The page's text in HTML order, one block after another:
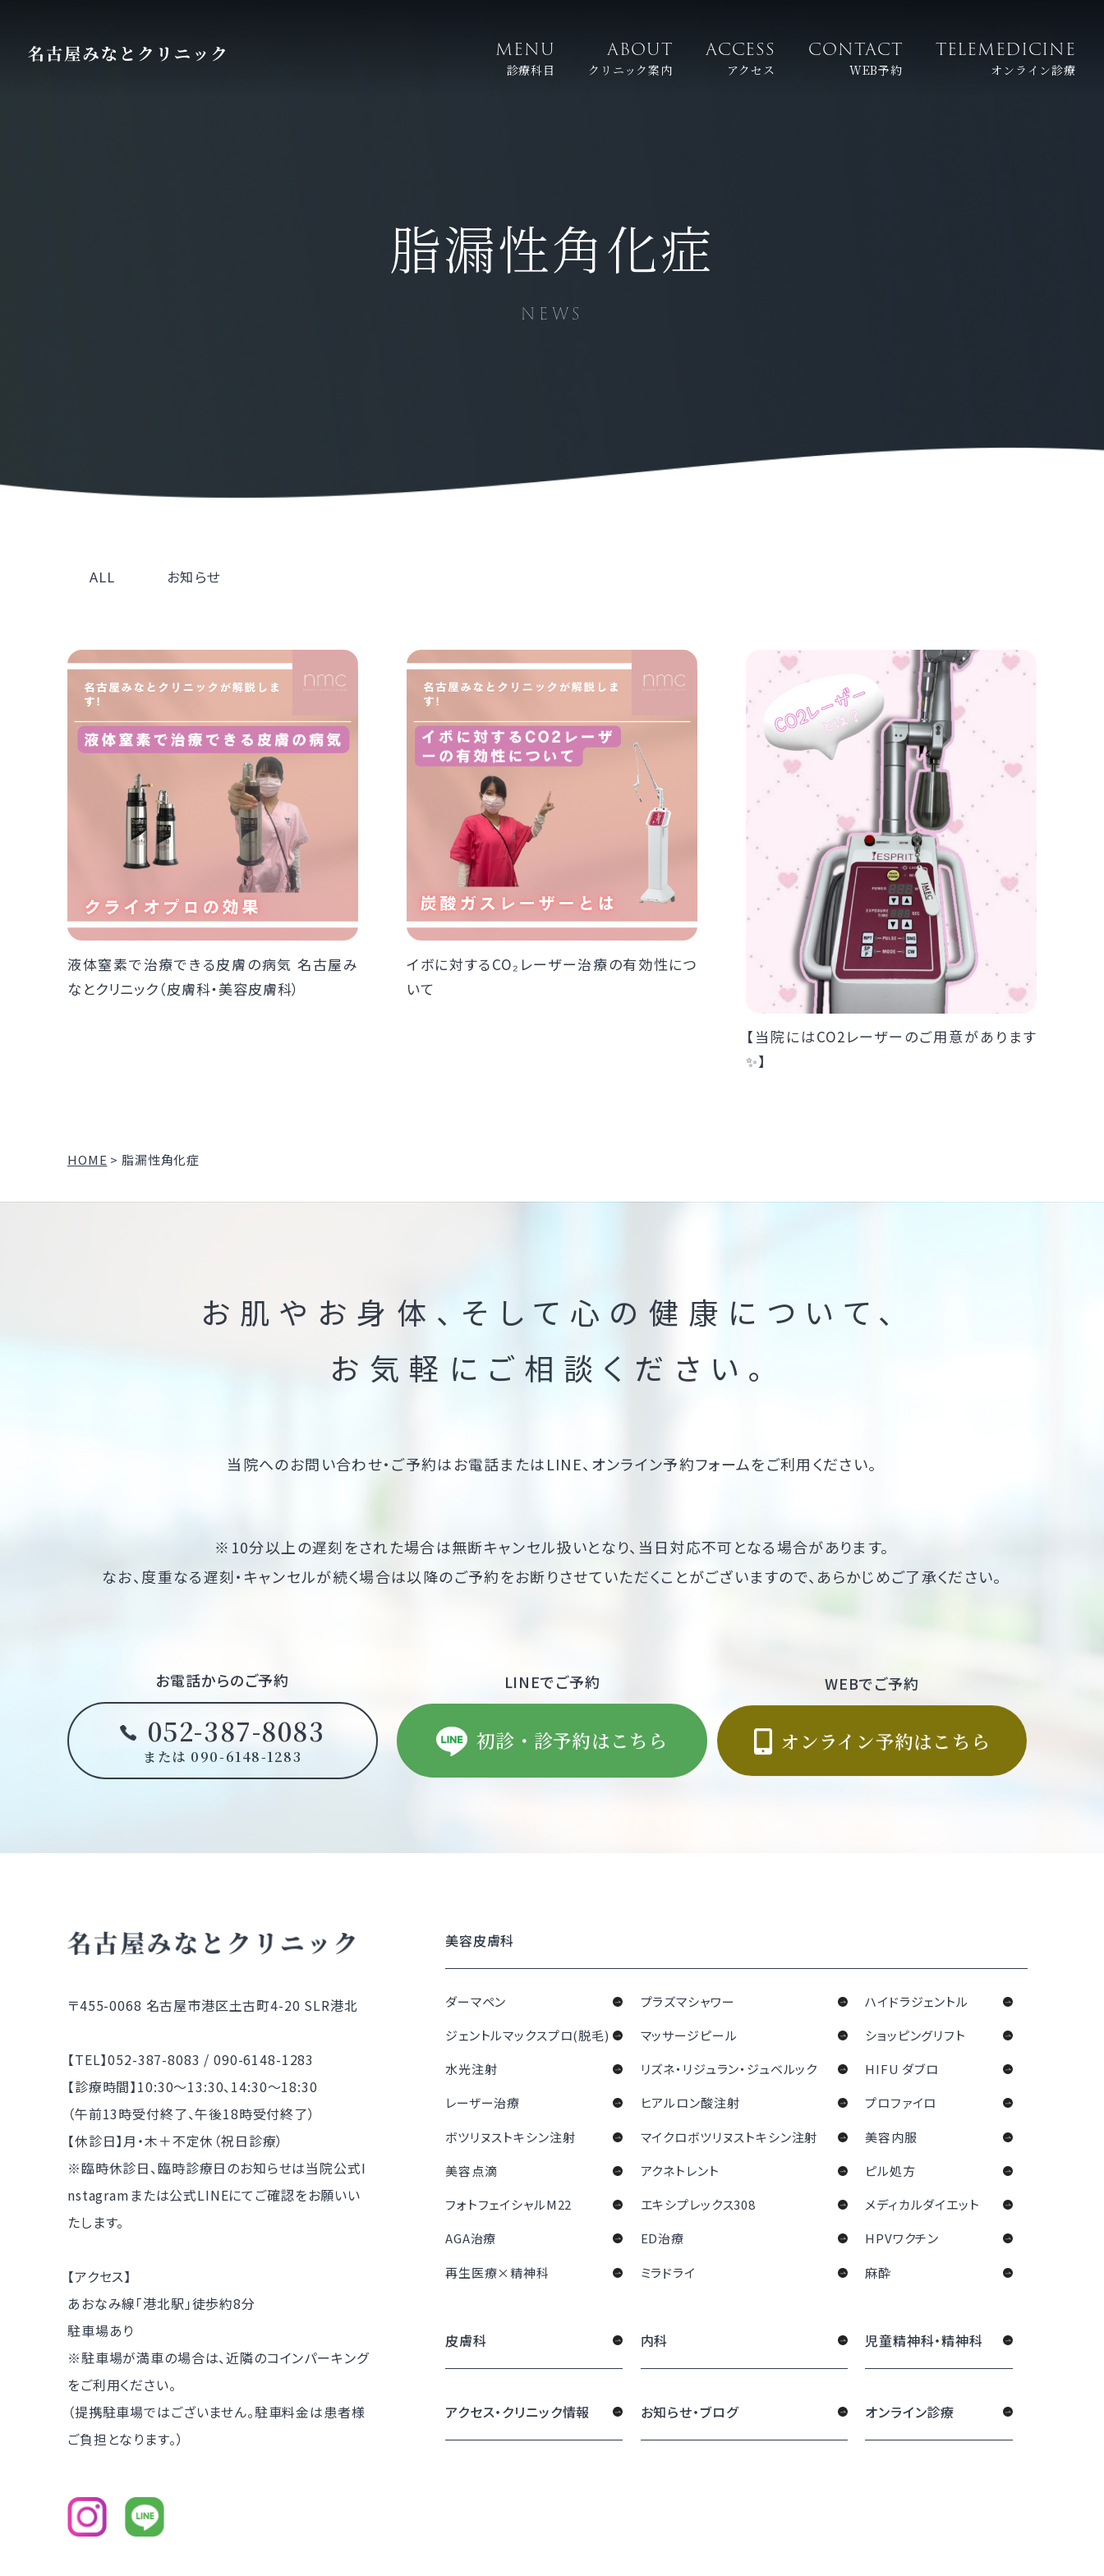
MENU
診療科目
ABOUT
クリニック案内
ACCESS
アクセス
CONTACT
WEB予約
TELEMEDICINE
オンライン診療
脂漏性角化症
NEWS
ALL お知らせ
液体窒素で治療できる皮膚の病気 名古屋み
なとクリニック（皮膚科・美容皮膚科）
イボに対するCO₂レーザー治療の有効性につ
いて
【当院にはCO2レーザーのご用意があります
✨】
HOME > 脂漏性角化症
お肌やお身体、そして心の健康について、
お気軽にご相談ください。
当院へのお問い合わせ・ご予約はお電話またはLINE、オンライン予約フォームをご利用ください。
※10分以上の遅刻をされた場合は無断キャンセル扱いとなり、当日対応不可となる場合があります。
なお、度重なる遅刻・キャンセルが続く場合は以降のご予約をお断りさせていただくことがございますので、あらかじめご了承ください。
お電話からのご予約
052-387-8083
または 090-6148-1283
LINEでご予約
初診・診予約はこちら
WEBでご予約
オンライン予約はこちら
〒455-0068 名古屋市港区土古町4-20 SLR港北
【TEL】052-387-8083 / 090-6148-1283
【診療時間】10:30～13:30、14:30～18:30
（午前13時受付終了、午後18時受付終了）
【休診日】月・木＋不定休（祝日診療）
※臨時休診日、臨時診療日のお知らせは当院公式I
nstagramまたは公式LINEにてご確認をお願いい
たします。
【アクセス】
あおなみ線「港北駅」徒歩約8分
駐車場あり
※駐車場が満車の場合は、近隣のコインパーキング
をご利用ください。
（提携駐車場ではございません。駐車料金は患者様
ご負担となります。）
美容皮膚科
ダーマペン プラズマシャワー
ハイドラジェントル
ジェントルマックスプロ(脱毛)
マッサージピール
ショッピングリフト
水光注射
リズネ・リジュラン・ジュベルック
HIFU ダブロ
レーザー治療
ヒアルロン酸注射
プロファイロ
ボツリヌストキシン注射
マイクロボツリヌストキシン注射
美容内服
美容点滴
アクネトレント
ピル処方
フォトフェイシャルM22
エキシプレックス308
メディカルダイエット
AGA治療
ED治療
HPVワクチン
再生医療×精神科
ミラドライ 麻酔
皮膚科 内科 児童精神科・精神科
アクセス・クリニック情報 お知らせ・ブログ オンライン診療